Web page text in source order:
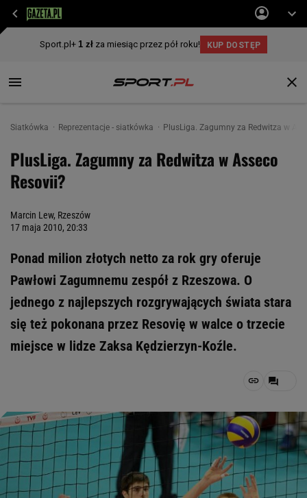
Siatkówka Reprezentacje - siatkówka PlusLiga. Zagumny za Redwitza w
PlusLiga. Zagumny za Redwitza w Asseco
Resovii?
Marcin Lew, Rzeszów
17 maja 2010, 20:33
Ponad milion złotych netto za rok gry oferuje
Pawłowi Zagumnemu zespół z Rzeszowa. O
jednego z najlepszych rozgrywających świata stara
się też pokonana przez Resovię w walce o trzecie
miejsce w lidze Zaksa Kędzierzyn-Koźle.